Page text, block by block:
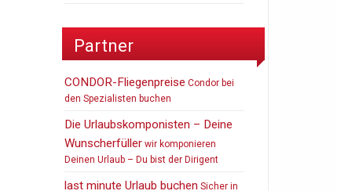
Partner
CONDOR-Fliegenpreise Condor bei
den Spezialisten buchen
Die Urlaubskomponisten – Deine
Wunscherfüller wir komponieren
Deinen Urlaub – Du bist der Dirigent
last minute Urlaub buchen Sicher in